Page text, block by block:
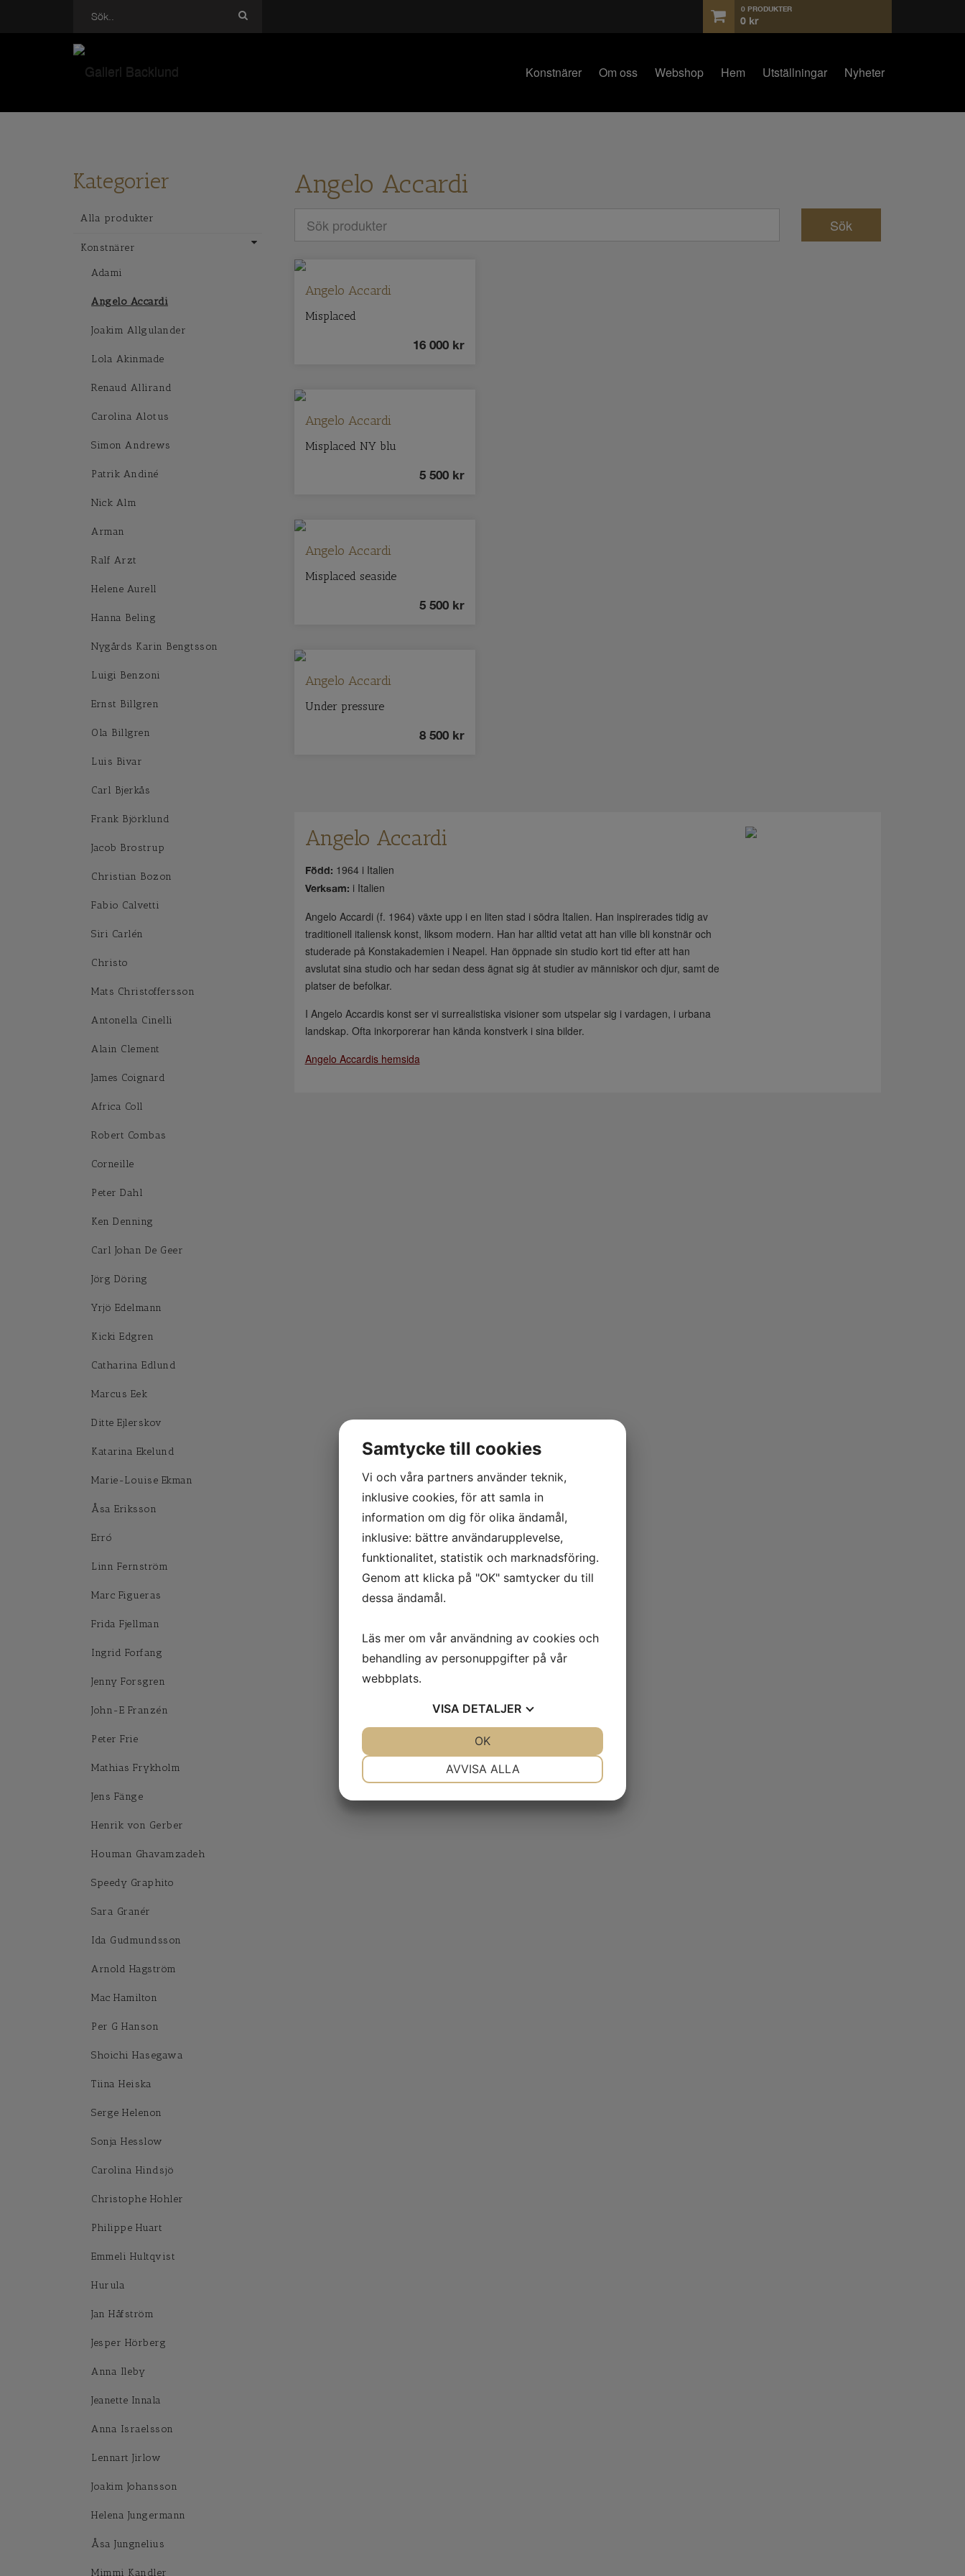
0 PRODUKTER
0 kr
Konstnärer Om oss Webshop Hem Utställningar Nyheter
Kategorier
Alla produkter
Konstnärer
Adami
Angelo Accardi
Joakim Allgulander
Lola Akinmade
Renaud Allirand
Carolina Alotus
Simon Andrews
Patrik Andiné
Nick Alm
Arman
Ralf Arzt
Helene Aurell
Hanna Beling
Nygårds Karin Bengtsson
Luigi Benzoni
Ernst Billgren
Ola Billgren
Luis Bivar
Carl Bjerkås
Frank Björklund
Jacob Brostrup
Christian Bozon
Fabio Calvetti
Siri Carlén
Christo
Mats Christoffersson
Antonella Cinelli
Alain Clement
James Coignard
Africa Coll
Robert Combas
Corneille
Peter Dahl
Ken Denning
Carl Johan De Geer
Jörg Döring
Yrjö Edelmann
Kicki Edgren
Catharina Edlund
Marcus Eek
Ditte Ejlerskov
Katarina Ekelund
Marie-Louise Ekman
Åsa Eriksson
Erró
Linn Fernström
Marc Figueras
Frida Fjellman
Ingrid Forfang
Jenny Forsgren
John-E Franzén
Peter Frie
Mathias Frykholm
Jens Fänge
Henrik von Gerber
Houman Ghavamzadeh
Speedy Graphito
Sara Granér
Ida Gudmundsson
Arnold Hagström
Mac Hamilton
Per G Hanson
Shoichi Hasegawa
Tiina Heiska
Serge Helenon
Sonja Hesslow
Carolina Hindsjö
Christophe Hohler
Philippe Huart
Emmeli Hultqvist
Hurula
Jan Håfström
Jesper Hörberg
Anna Ileby
Jeanette Innala
Anna Israelsson
Lennart Jirlow
Joakim Johansson
Helena Jungermann
Åsa Jungnelius
Mimmi Kandler
Angelo Accardi
Angelo Accardi
Misplaced
16 000kr
Angelo Accardi
Misplaced NY blu
5 500kr
Angelo Accardi
Misplaced seaside
5 500kr
Angelo Accardi
Under pressure
8 500kr
Angelo Accardi
Född: 1964 i Italien
Verksam: i Italien
Angelo Accardi (f. 1964) växte upp i en liten stad i södra Italien. Han inspirerades tidig av
traditionell italiensk konst, liksom modern. Han har alltid vetat att han ville bli konstnär och
studerade på Konstakademien i Neapel. Han öppnade sin studio kort tid efter att han
avslutat sina studio och har sedan dess ägnat sig åt studier av människor och djur, samt de
platser de befolkar.
I Angelo Accardis konst ser vi surrealistiska visioner som utspelar sig i vardagen, i urbana
landskap. Ofta inkorporerar han kända konstverk i sina bilder.
Angelo Accardis hemsida
Samtycke till cookies
Vi och våra partners använder teknik,
inklusive cookies, för att samla in
information om dig för olika ändamål,
inklusive: bättre användarupplevelse,
funktionalitet, statistik och marknadsföring.
Genom att klicka på "OK" samtycker du till
dessa ändamål.
Läs mer om vår användning av cookies och
behandling av personuppgifter på vår
webbplats.
VISA DETALJER
AVVISA ALLA
OK